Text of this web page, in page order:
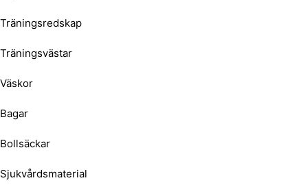
Träningsredskap
Träningsvästar
Väskor
Bagar
Bollsäckar
Sjukvårdsmaterial